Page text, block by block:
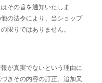
その旨を通知いたしま
の法令により、当ショップ
限りではありません。
が真実でないという理由に
きその内容の訂正、追加又